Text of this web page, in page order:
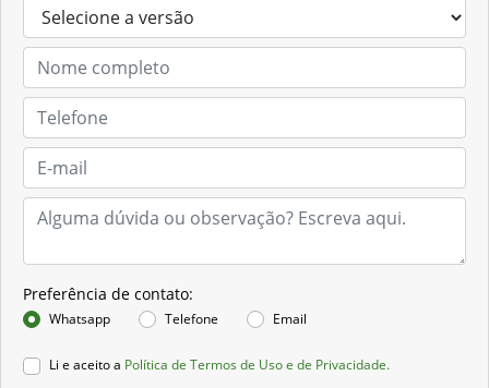
Preferência de contato:
Whatsapp Telefone Email
Li e aceito a Política de Termos de Uso e de Privacidade.